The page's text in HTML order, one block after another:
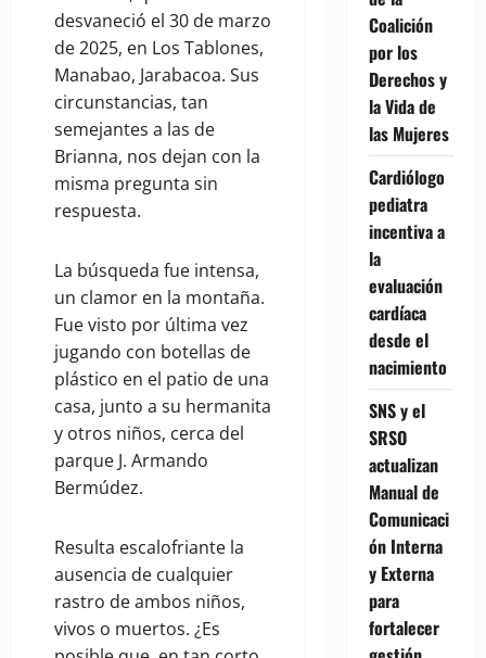
desvaneció el 30 de marzo
de 2025, en Los Tablones,
Manabao, Jarabacoa. Sus
circunstancias, tan
semejantes a las de
Brianna, nos dejan con la
misma pregunta sin
respuesta.
La búsqueda fue intensa,
un clamor en la montaña.
Fue visto por última vez
jugando con botellas de
plástico en el patio de una
casa, junto a su hermanita
y otros niños, cerca del
parque J. Armando
Bermúdez.
Resulta escalofriante la
ausencia de cualquier
rastro de ambos niños,
vivos o muertos. ¿Es
Coalición
por los
Derechos y
la Vida de
las Mujeres
Cardiólogo
pediatra
incentiva a
la
evaluación
cardíaca
desde el
nacimiento
SNS y el
SRSO
actualizan
Manual de
Comunicaci
ón Interna
y Externa
para
fortalecer